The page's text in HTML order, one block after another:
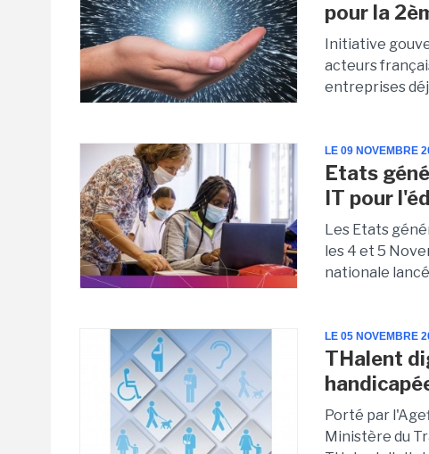
pour la
Initiative
acteurs
entreprises
LE 09 NOVEMBRE
Etats
IT pour
Les Etats
les 4 et 5
nationale
LE 05 NOVEMBRE
THalent
Porté par
Ministère du